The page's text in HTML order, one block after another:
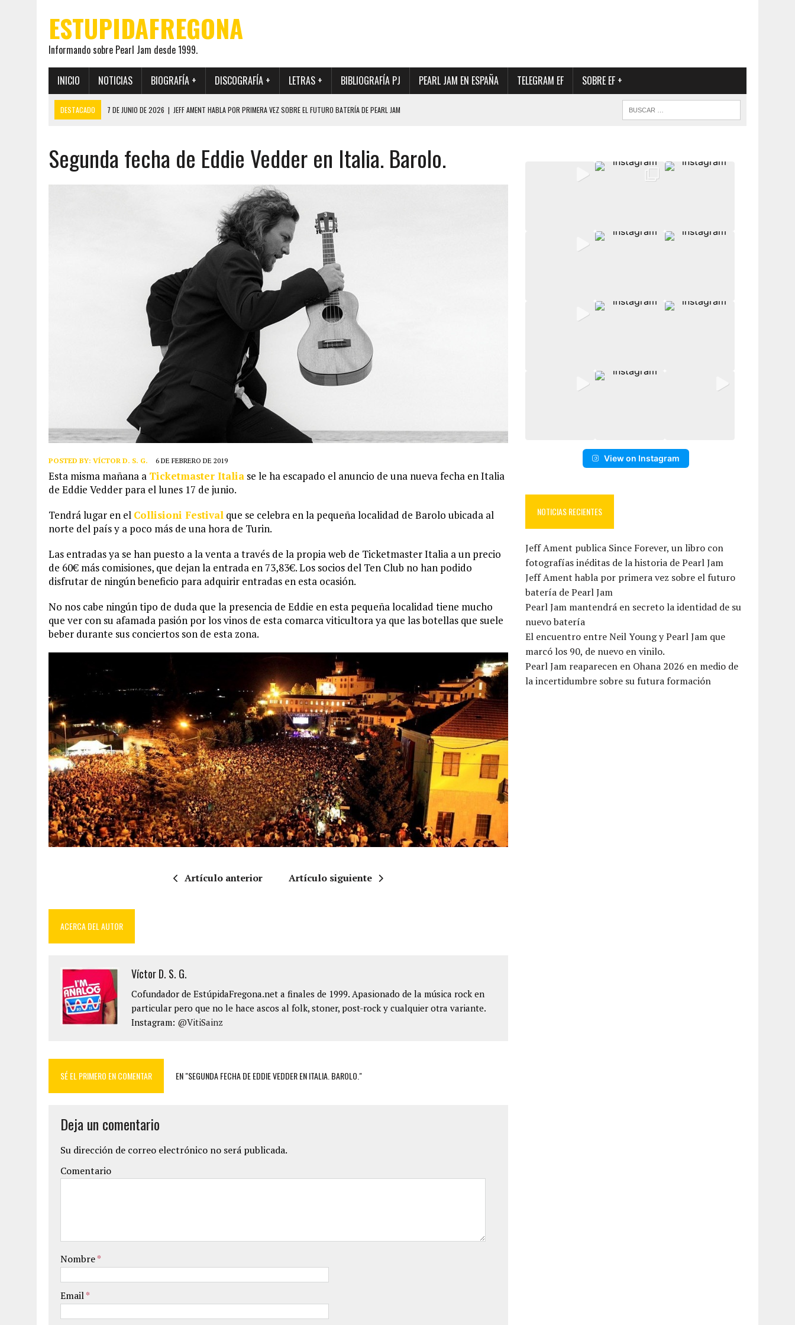
ESTUPIDAFREGONA
Informando sobre Pearl Jam desde 1999.
INICIO NOTICIAS BIOGRAFÍA + DISCOGRAFÍA + LETRAS + BIBLIOGRAFÍA PJ PEARL JAM EN ESPAÑA TELEGRAM EF SOBRE EF +
DESTACADO 7 DE JUNIO DE 2026 | JEFF AMENT HABLA POR PRIMERA VEZ SOBRE EL FUTURO BATERÍA DE PEARL JAM
19 DE MAYO DE 2026
EL ENCUENTRO ENTRE NEIL YOUNG Y PEARL JAM QUE MARCÓ LOS 90, DE NUEVO EN VINILO.
12 DE MAYO DE 2026
PEARL JAM REAPARECEN EN OHANA 2026 EN MEDIO DE LA INCERTIDUMBRE SOBRE SU FUTURA FORMACIÓN
28 DE JULIO DE 2026
JEFF AMENT PUBLICA SINCE FOREVER, UN LIBRO CON FOTOGRAFÍAS INÉDITAS DE LA HISTORIA DE PEARL JAM
Segunda fecha de Eddie Vedder en Italia. Barolo.
POSTED BY: VÍCTOR D. S. G. 6 DE FEBRERO DE 2019
Esta misma mañana a Ticketmaster Italia se le ha escapado el anuncio de una nueva fecha en Italia
de Eddie Vedder para el lunes 17 de junio.
Tendrá lugar en el Collisioni Festival que se celebra en la pequeña localidad de Barolo ubicada al
norte del país y a poco más de una hora de Turin.
Las entradas ya se han puesto a la venta a través de la propia web de Ticketmaster Italia a un precio
de 60€ más comisiones, que dejan la entrada en 73,83€. Los socios del Ten Club no han podido
disfrutar de ningún beneficio para adquirir entradas en esta ocasión.
No nos cabe ningún tipo de duda que la presencia de Eddie en esta pequeña localidad tiene mucho
que ver con su afamada pasión por los vinos de esta comarca viticultora ya que las botellas que suele
beber durante sus conciertos son de esta zona.
Artículo anterior Artículo siguiente
ACERCA DEL AUTOR
Víctor D. S. G.
Cofundador de EstúpidaFregona.net a finales de 1999. Apasionado de la música rock en
particular pero que no le hace ascos al folk, stoner, post-rock y cualquier otra variante.
Instagram: @VitiSainz
SÉ EL PRIMERO EN COMENTAR EN "SEGUNDA FECHA DE EDDIE VEDDER EN ITALIA. BAROLO."
Deja un comentario
Su dirección de correo electrónico no será publicada.
Comentario
Nombre*
Email*
View on Instagram
NOTICIAS RECIENTES
Jeff Ament publica Since Forever, un libro con
fotografías inéditas de la historia de Pearl Jam
Jeff Ament habla por primera vez sobre el futuro
batería de Pearl Jam
Pearl Jam mantendrá en secreto la identidad de su
nuevo batería
El encuentro entre Neil Young y Pearl Jam que
marcó los 90, de nuevo en vinilo.
Pearl Jam reaparecen en Ohana 2026 en medio de
la incertidumbre sobre su futura formación